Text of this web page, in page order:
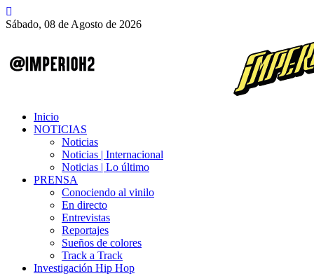
Sábado, 08 de Agosto de 2026
Inicio
NOTICIAS
Noticias
Noticias | Internacional
Noticias | Lo último
PRENSA
Conociendo al vinilo
En directo
Entrevistas
Reportajes
Sueños de colores
Track a Track
Investigación Hip Hop